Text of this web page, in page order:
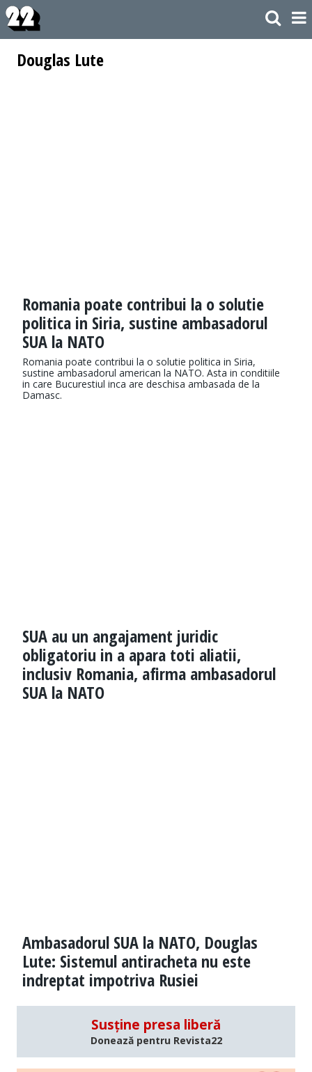
Douglas Lute
Romania poate contribui la o solutie
politica in Siria, sustine ambasadorul
SUA la NATO
Romania poate contribui la o solutie politica in Siria,
sustine ambasadorul american la NATO. Asta in conditiile
in care Bucurestiul inca are deschisa ambasada de la
Damasc.
SUA au un angajament juridic
obligatoriu in a apara toti aliatii,
inclusiv Romania, afirma ambasadorul
SUA la NATO
Ambasadorul SUA la NATO, Douglas
Lute: Sistemul antiracheta nu este
indreptat impotriva Rusiei
Susține presa liberă
Donează pentru Revista22